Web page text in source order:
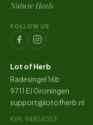
Nature Heals
FOLLOW US
Lot of Herb
Radesingel 16b
9711 EJ Groningen
support@lotofherb.nl
KVK: 94824053